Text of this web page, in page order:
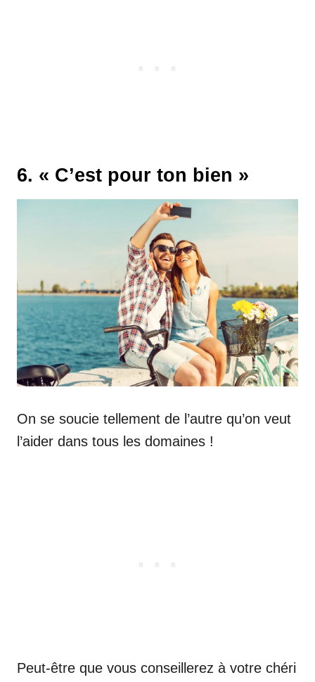
6. « C’est pour ton bien »
On se soucie tellement de l’autre qu’on veut
l’aider dans tous les domaines !
Peut-être que vous conseillerez à votre chéri